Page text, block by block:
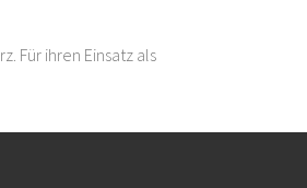
Für ihren Einsatz als